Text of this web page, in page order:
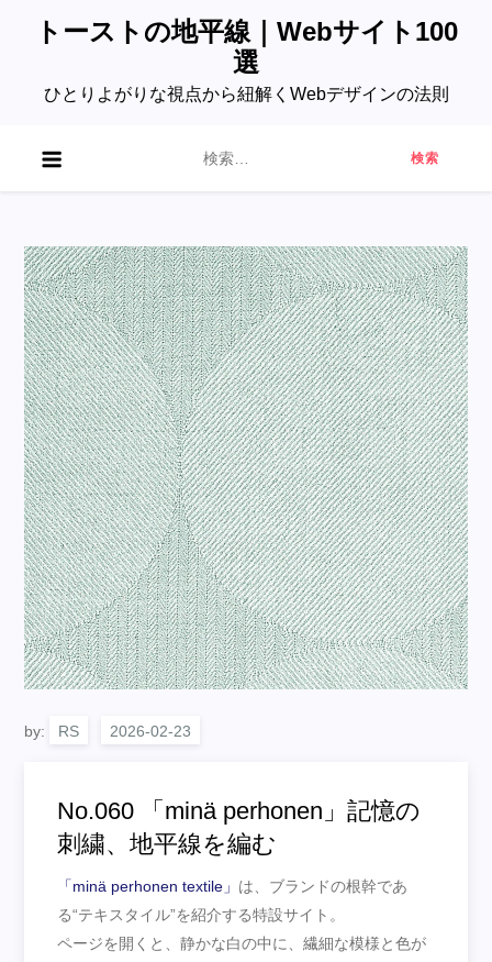
トーストの地平線｜Webサイト100
選
ひとりよがりな視点から紐解くWebデザインの法則
索:
by: RS
No.060 「minä perhonen」記憶の
刺繍、地平線を編む
「minä perhonen textile」 は、ブランドの根幹であ
る“テキスタイル”を紹介する特設サイト。
ページを開くと、静かな白の中に、繊細な模様と色が